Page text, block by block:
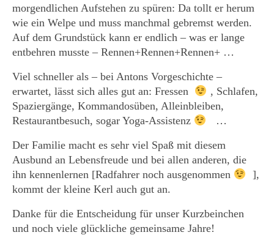
morgendlichen Aufstehen zu spüren: Da tollt er herum
wie ein Welpe und muss manchmal gebremst werden.
Auf dem Grundstück kann er endlich – was er lange
entbehren musste – Rennen+Rennen+Rennen+ …
Viel schneller als – bei Antons Vorgeschichte –
erwartet, lässt sich alles gut an: Fressen
, Schlafen,
Spaziergänge, Kommandosüben, Alleinbleiben,
Restaurantbesuch, sogar Yoga-Assistenz
…
Der Familie macht es sehr viel Spaß mit diesem
Ausbund an Lebensfreude und bei allen anderen, die
ihn kennenlernen [Radfahrer noch ausgenommen
],
kommt der kleine Kerl auch gut an.
Danke für die Entscheidung für unser Kurzbeinchen
und noch viele glückliche gemeinsame Jahre!